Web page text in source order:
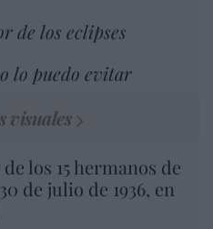
de los eclipses
lo puedo evitar
visuales
los 15 hermanos de
de julio de 1936, en